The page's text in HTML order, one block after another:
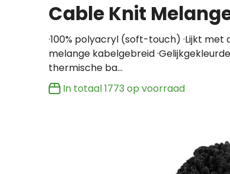
Cable Knit
·100% polyacryl (soft-touch) ·Lijkt
melange kabelgebreid
thermische ba…
In totaal1773 op voorraad